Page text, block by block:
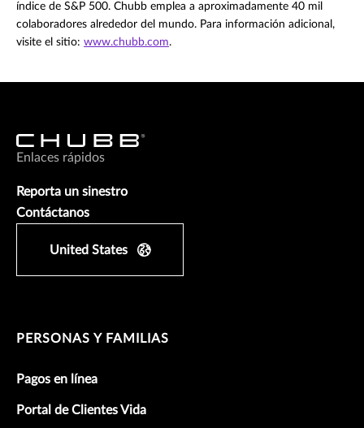
índice de S&P 500. Chubb emplea a aproximadamente 40 mil
colaboradores alrededor del mundo. Para información adicional,
visite el sitio: www.chubb.com.
Enlaces rápidos
Reporta un sinestro
Contáctanos
United States
PERSONAS Y FAMILIAS
Pagos en línea
Portal de Clientes Vida